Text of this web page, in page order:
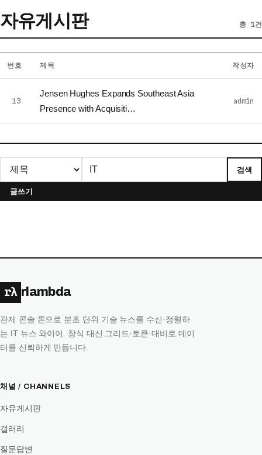
자유게시판 총 1건
판
게
목
번호 제목 작성자
13
Jensen Hughes Expands Southeast Asia
Presence with Acquisiti…
admin
검색
글쓰기
rλ rlambda
관제 콘솔 톤으로 분초 단위 기술 뉴스를 수신·정렬하
는 IT 뉴스 와이어. 장식 대신 그리드·토큰·대비로 데이
터를 신뢰하게 만듭니다.
채널 / CHANNELS
자유게시판
갤러리
질문답변